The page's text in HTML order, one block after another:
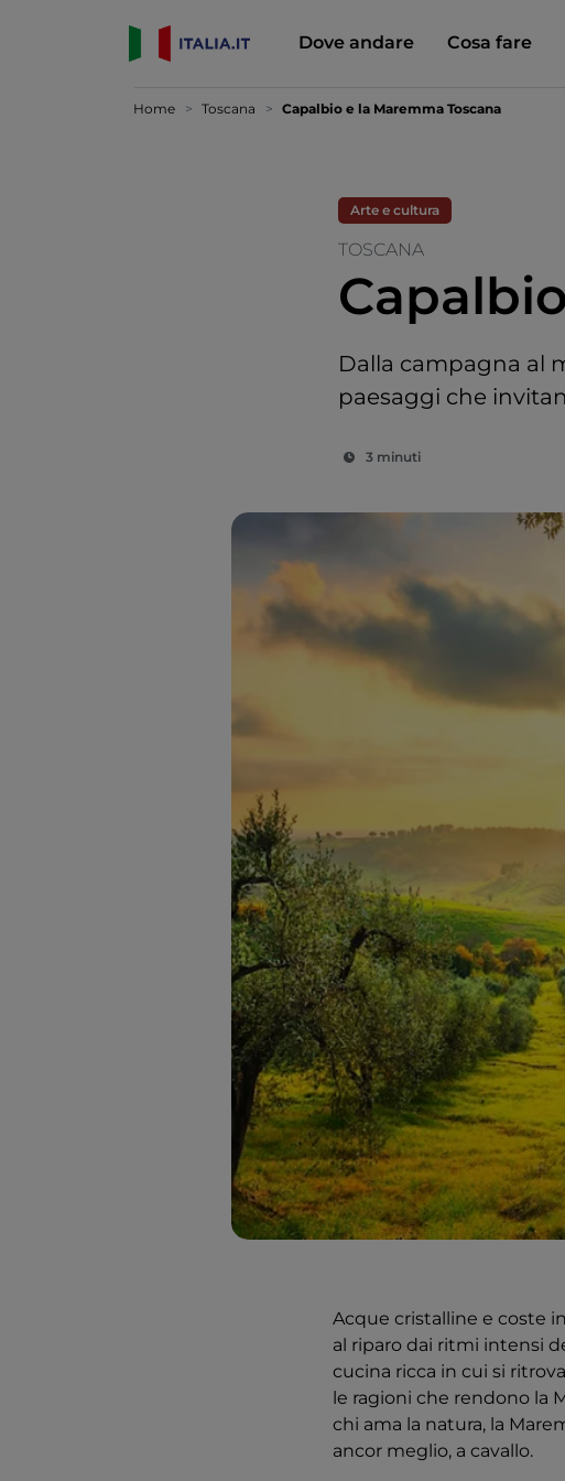
Dove andare Cosa fare
Home Toscana Capalbio e la Maremma Toscana
Arte e cultura
TOSCANA
Dalla campagna al
paesaggi che
3 minuti
Acque cristalline e coste
al riparo dai ritmi intensi
cucina ricca in cui si
le ragioni che rendono la
chi ama la natura, la
ancor meglio, a cavallo.